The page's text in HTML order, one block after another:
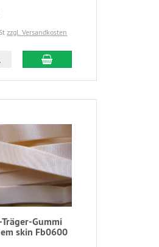
zzgl. Versandkosten
Gummi
skin Fb0600